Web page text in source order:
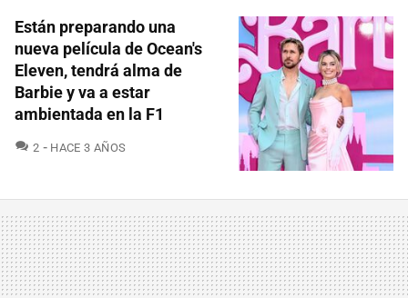
Están preparando una
nueva película de Ocean's
Eleven, tendrá alma de
Barbie y va a estar
ambientada en la F1
2 COMENTARIOS
HACE 3 AÑOS